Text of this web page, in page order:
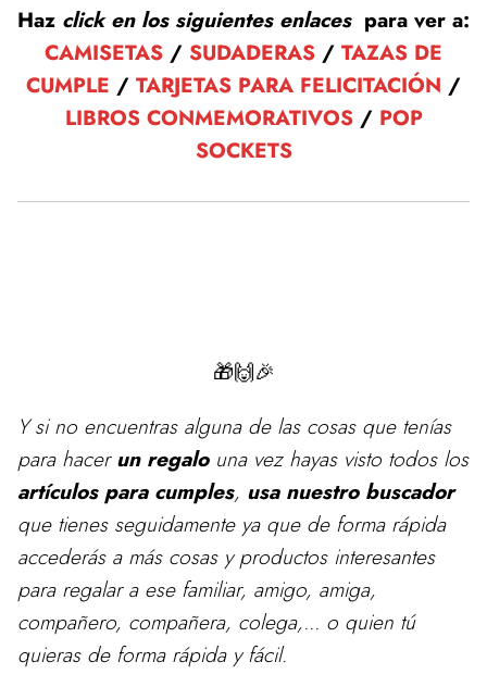
Haz click en los siguientes enlaces para ver a:
CAMISETAS / SUDADERAS / TAZAS DE
CUMPLE / TARJETAS PARA FELICITACIÓN /
LIBROS CONMEMORATIVOS/ POP
SOCKETS
🎁🙌🎉
Y si no encuentras alguna de las cosas que tenías
para hacerun regalouna vez hayas visto todos los
artículos para cumples, usa nuestro buscador
que tienes seguidamente ya que de forma rápida
accederás a más cosas y productos interesantes
para regalar a ese familiar, amigo, amiga,
compañero, compañera, colega,... o quien tú
quieras de forma rápida y fácil.